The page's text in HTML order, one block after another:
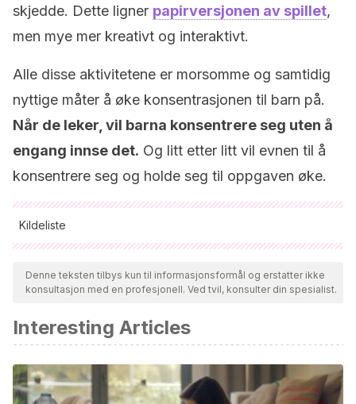
skjedde. Dette ligner papirversjonen av spillet,
men mye mer kreativt og interaktivt.
Alle disse aktivitetene er morsomme og samtidig
nyttige måter å øke konsentrasjonen til barn på.
Når de leker, vil barna konsentrere seg uten å
engang innse det. Og litt etter litt vil evnen til å
konsentrere seg og holde seg til oppgaven øke.
Kildeliste
Alle siterte kilder ble grundig gjennomgått av teamet vårt for å
sikre deres kvalitet, pålitelighet, aktualitet og validitet.
Bibliografien i denne artikkelen ble betraktet som pålitelig og
Joe L. Frost, Sue Clark Wortham and Robert Stuart
Reifel. (2001).Play and child development. Merrill, Prentice
Hall.
Denne teksten tilbys kun til informasjonsformål og erstatter ikke
konsultasjon med en profesjonell. Ved tvil, konsulter din spesialist.
Interesting Articles